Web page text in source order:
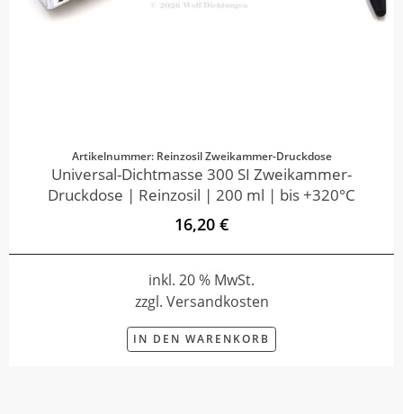
Artikelnummer: Reinzosil Zweikammer-Druckdose
Universal-Dichtmasse 300 SI Zweikammer-
Druckdose | Reinzosil | 200 ml | bis +320°C
16,20 €
inkl. 20 % MwSt.
zzgl. Versandkosten
IN DEN WARENKORB